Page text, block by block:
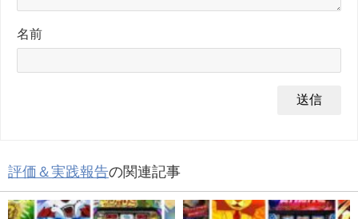
名前
評価＆実践報告の関連記事